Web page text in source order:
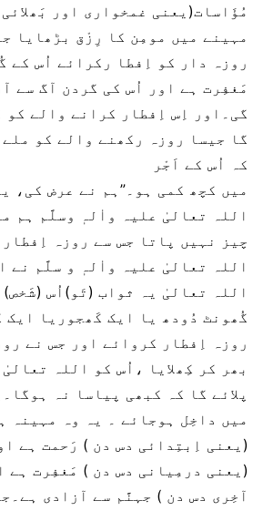
مُؤَاسات(یعنی غمخواری اور
مہینے میں مومِن کا رِزْق بڑھایا
روزہ دار کو اِفطا رکرائے اُس کے
مَغفِرت ہے اور اُس کی گردن آگ سے
گی۔اور اِس اِفطار کرانے والے کو
گا جیسا روزہ رکھنے والے کو
کہ اُس کے اَجْر
میں کچھ کمی ہو۔”ہم نے عرض کی،
اللہ تعالیٰ علیہ واٰلہٖ وسلَّم ہم
چیز نہیں پاتا جس سے روزہ
اللہ تعالیٰ علیہ واٰلہٖ و سلَّم نے
اللہ تعالیٰ یہ ثواب (تَو)اُس
گُھونٹ دُودھ یا ایک کَھجوریا ایک
روزہ اِفطار کروائے اور جس نے
بھر کر کِھلایا ،اُس کو اللہ
پلائے گا کہ کبھی پیاسا نہ
میں داخِل ہوجائے ۔ یہ وہ مہینہ
(یعنی اِبتِدائی دس دن ) رَحمت ہے
(یعنی درمِیانی دس دن ) مَغفِرت ہے
آخِری دس دن ) جہنَّم سے آزادی